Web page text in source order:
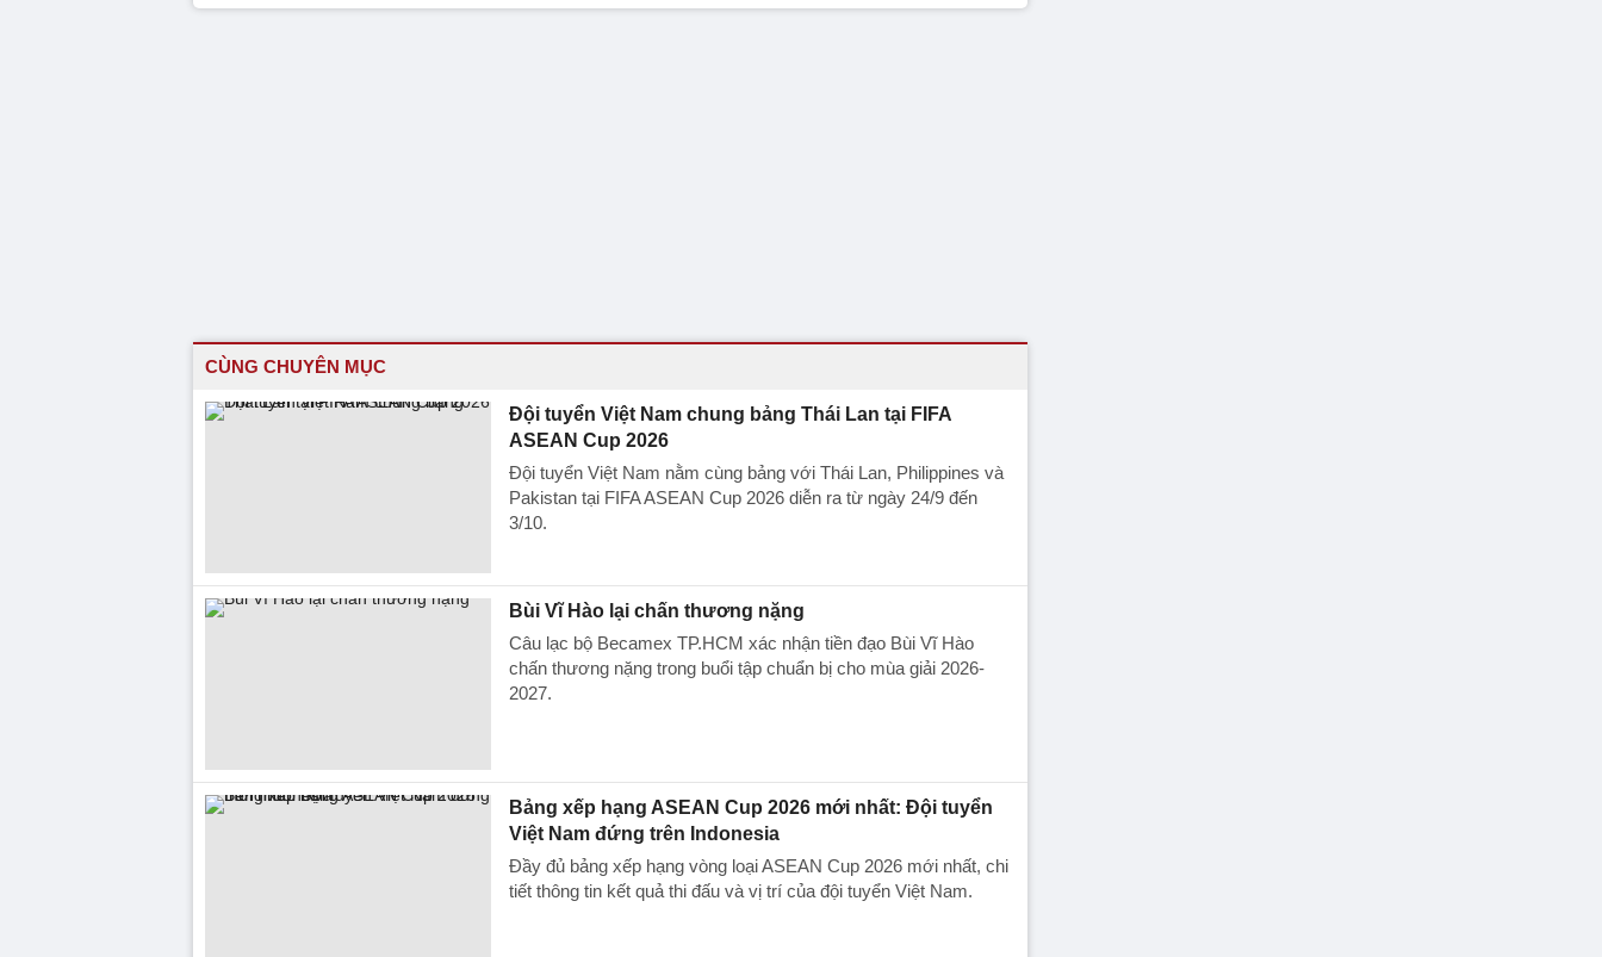
CÙNG CHUYÊN MỤC
Đội tuyển Việt Nam chung bảng Thái Lan tại FIFA
ASEAN Cup 2026
Đội tuyển Việt Nam nằm cùng bảng với Thái Lan, Philippines và
Pakistan tại FIFA ASEAN Cup 2026 diễn ra từ ngày 24/9 đến
3/10.
Bùi Vĩ Hào lại chấn thương nặng
Câu lạc bộ Becamex TP.HCM xác nhận tiền đạo Bùi Vĩ Hào
chấn thương nặng trong buổi tập chuẩn bị cho mùa giải 2026-
2027.
Bảng xếp hạng ASEAN Cup 2026 mới nhất: Đội tuyển
Việt Nam đứng trên Indonesia
Đầy đủ bảng xếp hạng vòng loại ASEAN Cup 2026 mới nhất, chi
tiết thông tin kết quả thi đấu và vị trí của đội tuyển Việt Nam.